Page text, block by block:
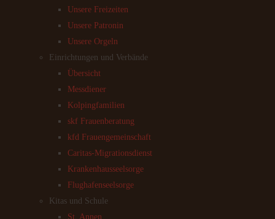
Unsere Freizeiten
Unsere Patronin
Unsere Orgeln
Einrichtungen und Verbände
Übersicht
Messdiener
Kolpingfamilien
skf Frauenberatung
kfd Frauengemeinschaft
Caritas-Migrationsdienst
Krankenhausseelsorge
Flughafenseelsorge
Kitas und Schule
St. Annen